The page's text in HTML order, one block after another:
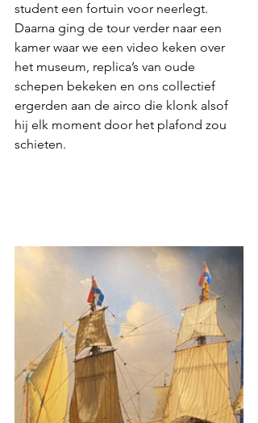
student een fortuin voor neerlegt.
Daarna ging de tour verder naar een
kamer waar we een video keken over
het museum, replica’s van oude
schepen bekeken en ons collectief
ergerden aan de airco die klonk alsof
hij elk moment door het plafond zou
schieten.